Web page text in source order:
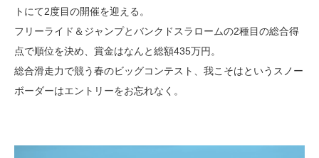
トにて2度目の開催を迎える。
フリーライド＆ジャンプとバンクドスラロームの2種目の総合得
点で順位を決め、賞金はなんと総額435万円。
総合滑走力で競う春のビッグコンテスト、我こそはというスノー
ボーダーはエントリーをお忘れなく。